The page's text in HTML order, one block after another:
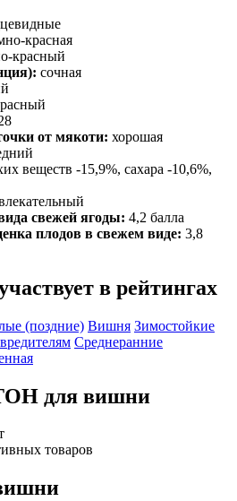
красная
красный
сочная
от мякоти: хорошая
веществ -15,9%, сахара -10,6%,
свежей ягоды: 4,2 балла
плодов в свежем виде: 3,8
в рейтингах
(поздние) Вишня Зимостойкие
Среднеранние
для вишни
товаров